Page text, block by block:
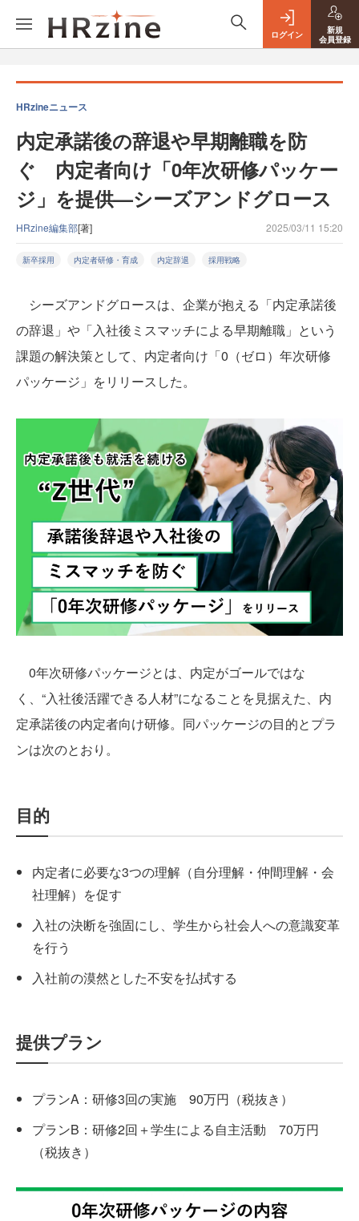
ログイン
新規
会員登録
HRzineニュース
内定承諾後の辞退や早期離職を防
ぐ 内定者向け「0年次研修パッケー
ジ」を提供—シーズアンドグロース
HRzine編集部[著] 2025/03/11 15:20
新卒採用 内定者研修・育成 内定辞退 採用戦略
シーズアンドグロースは、企業が抱える「内定承諾後
の辞退」や「入社後ミスマッチによる早期離職」という
課題の解決策として、内定者向け「0（ゼロ）年次研修
パッケージ」をリリースした。
0年次研修パッケージとは、内定がゴールではな
く、“入社後活躍できる人材”になることを見据えた、内
定承諾後の内定者向け研修。同パッケージの目的とプラ
ンは次のとおり。
目的
内定者に必要な3つの理解（自分理解・仲間理解・会
社理解）を促す
入社の決断を強固にし、学生から社会人への意識変革
を行う
入社前の漠然とした不安を払拭する
提供プラン
プランA：研修3回の実施 90万円（税抜き）
プランB：研修2回＋学生による自主活動 70万円
（税抜き）